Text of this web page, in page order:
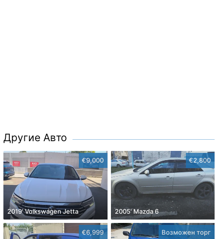
Другие Авто
€9,000
2019' Volkswagen Jetta
€2,800
2005' Mazda 6
€6,999 Возможен торг